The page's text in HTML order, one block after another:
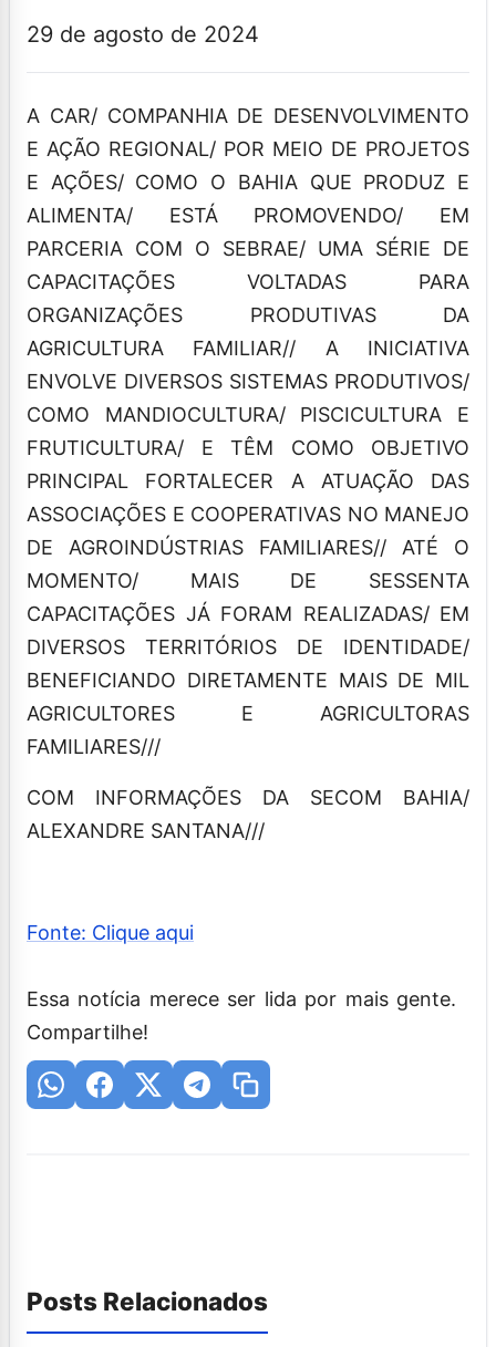
29 de agosto de 2024
A CAR/ COMPANHIA DE DESENVOLVIMENTO
E AÇÃO REGIONAL/ POR MEIO DE PROJETOS
E AÇÕES/ COMO O BAHIA QUE PRODUZ E
ALIMENTA/ ESTÁ PROMOVENDO/ EM
PARCERIA COM O SEBRAE/ UMA SÉRIE DE
CAPACITAÇÕES VOLTADAS PARA
ORGANIZAÇÕES PRODUTIVAS DA
AGRICULTURA FAMILIAR// A INICIATIVA
ENVOLVE DIVERSOS SISTEMAS PRODUTIVOS/
COMO MANDIOCULTURA/ PISCICULTURA E
FRUTICULTURA/ E TÊM COMO OBJETIVO
PRINCIPAL FORTALECER A ATUAÇÃO DAS
ASSOCIAÇÕES E COOPERATIVAS NO MANEJO
DE AGROINDÚSTRIAS FAMILIARES// ATÉ O
MOMENTO/ MAIS DE SESSENTA
CAPACITAÇÕES JÁ FORAM REALIZADAS/ EM
DIVERSOS TERRITÓRIOS DE IDENTIDADE/
BENEFICIANDO DIRETAMENTE MAIS DE MIL
AGRICULTORES E AGRICULTORAS
FAMILIARES///
COM INFORMAÇÕES DA SECOM BAHIA/
ALEXANDRE SANTANA///
Fonte: Clique aqui
Essa notícia merece ser lida por mais gente.
Compartilhe!
Posts Relacionados